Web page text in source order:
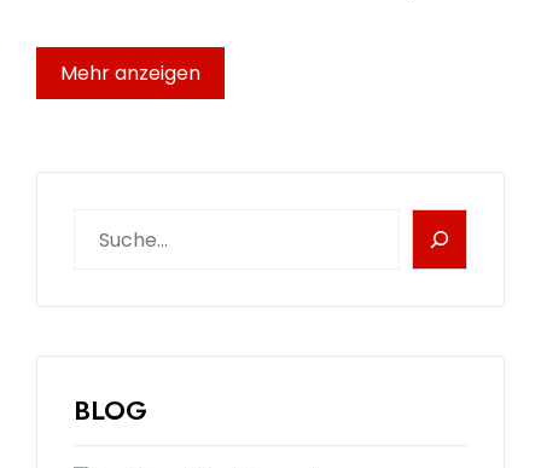
Mehr anzeigen
BLOG